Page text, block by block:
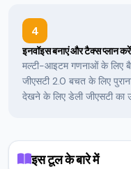
4
इनवॉइस बनाएं और टैक्स प्लान करें
मल्टी-आइटम गणनाओं के लिए
जीएसटी 2.0 बचत के लिए
देखने के लिए डेली जीएसटी का
इस टूल के बारे में